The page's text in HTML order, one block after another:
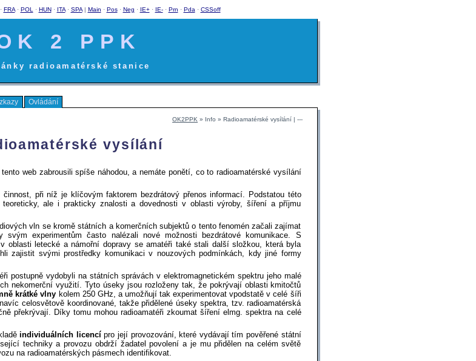
FRA· POL· HUN · ITA· SPA| Main · Pos· Neg · IE+· IE-· Prn · Pda· CSSoff
2 PPK
radioamatérské stanice
Ovládání
OK2PPK » Info » Radioamatérské vysílání | ---
vysílání
web zabrousili spíše náhodou, a nemáte ponětí, co to radioamatérské vysílání
při níž je klíčovým faktorem bezdrátový přenos informací. Podstatou této
ale i prakticky znalosti a dovednosti v oblasti výroby, šíření a příjmu
vln se kromě státních a komerčních subjektů o tento fenomén začali zajímat
experimentům často nalézali nové možnosti bezdrátové komunikace. S
oblasti letecké a námořní dopravy se amatéři také stali další složkou, která byla
zajistit svými prostředky komunikaci v nouzových podmínkách, kdy jiné formy
postupně vydobyli na státních správách v elektromagnetickém spektru jeho malé
nekomerční využití. Tyto úseky jsou rozloženy tak, že pokrývají oblasti kmitočtů
krátké vlny kolem 250 GHz, a umožňují tak experimentovat vpodstatě v celé šíři
celosvětově koordinované, takže přidělené úseky spektra, tzv. radioamatérská
překrývají. Díky tomu mohou radioamatéři zkoumat šíření elmg. spektra na celé
individuálních licencípro její provozování, které vydávají tím pověřené státní
techniky a provozu obdrží žadatel povolení a je mu přidělen na celém světě
na radioamatérských pásmech identifikovat.